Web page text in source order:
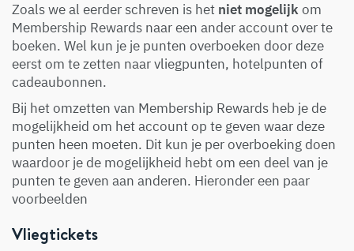
Zoals we al eerder schreven is het niet mogelijkom
Membership Rewards naar een ander account over te
boeken. Wel kun je je punten overboeken door deze
eerst om te zetten naar vliegpunten, hotelpunten of
cadeaubonnen.
Bij het omzetten van Membership Rewards heb je de
mogelijkheid om het account op te geven waar deze
punten heen moeten. Dit kun je per overboeking doen
waardoor je de mogelijkheid hebt om een deel van je
punten te geven aan anderen. Hieronder een paar
voorbeelden
Vliegtickets